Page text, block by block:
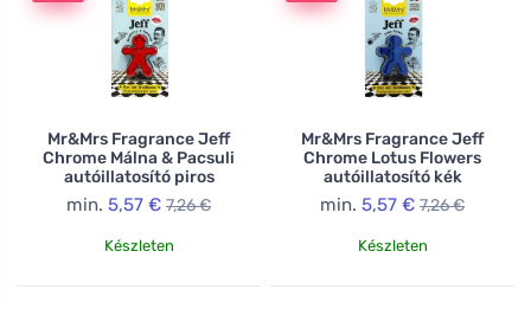
Mr&Mrs Fragrance Jeff
Chrome Málna & Pacsuli
autóillatosító piros
min. 5,57 € 7,26 €
Készleten
Mr&Mrs Fragrance Jeff
Chrome Lotus Flowers
autóillatosító kék
min. 5,57 € 7,26 €
Készleten